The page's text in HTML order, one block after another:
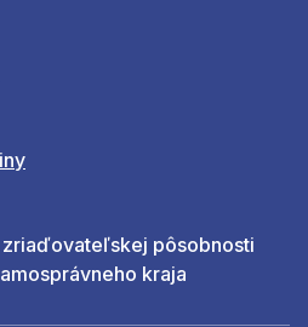
pôsobnosti
kraja